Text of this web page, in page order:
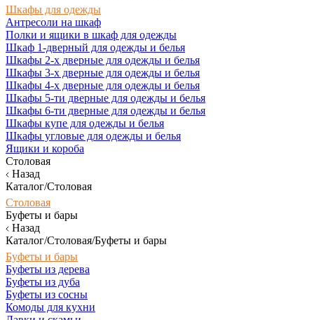
Шкафы для одежды
Антресоли на шкаф
Полки и ящики в шкаф для одежды
Шкаф 1-дверный для одежды и белья
Шкафы 2-х дверные для одежды и белья
Шкафы 3-х дверные для одежды и белья
Шкафы 4-х дверные для одежды и белья
Шкафы 5-ти дверные для одежды и белья
Шкафы 6-ти дверные для одежды и белья
Шкафы купе для одежды и белья
Шкафы угловые для одежды и белья
Ящики и короба
Столовая
Назад
Каталог/Столовая
Столовая
Буфеты и бары
Назад
Каталог/Столовая/Буфеты и бары
Буфеты и бары
Буфеты из дерева
Буфеты из дуба
Буфеты из сосны
Комоды для кухни